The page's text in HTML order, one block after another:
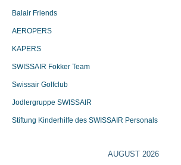
Balair Friends
AEROPERS
KAPERS
SWISSAIR Fokker Team
Swissair Golfclub
Jodlergruppe SWISSAIR
Stiftung Kinderhilfe des SWISSAIR Personals
AUGUST 2026